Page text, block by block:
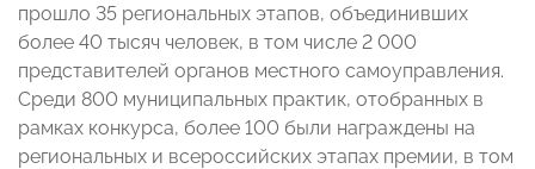
прошло 35 региональных этапов, объединивших
более 40 тысяч человек, в том числе 2 000
представителей органов местного самоуправления.
Среди 800 муниципальных практик, отобранных в
рамках конкурса, более 100 были награждены на
региональных и всероссийских этапах премии, в том